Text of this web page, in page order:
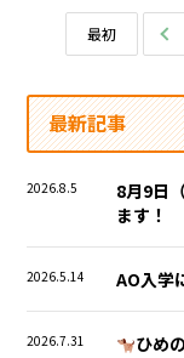
最初 前へ
最新記事
2026.8.5
8月9日
ます！
2026.5.14 AO入学
2026.7.31 ひめ